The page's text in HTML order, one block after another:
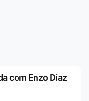
com Enzo Díaz